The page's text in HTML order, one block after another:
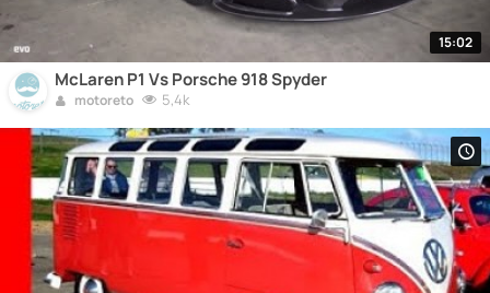
15:02
McLaren P1 Vs Porsche 918 Spyder
motoreto 5,4k